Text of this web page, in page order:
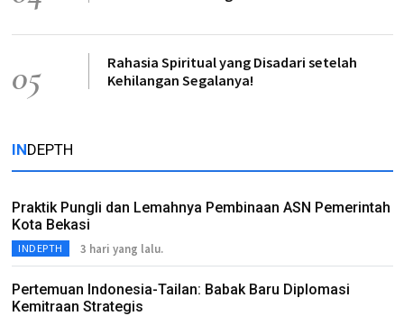
05
Rahasia Spiritual yang Disadari setelah
Kehilangan Segalanya!
INDEPTH
Praktik Pungli dan Lemahnya Pembinaan ASN Pemerintah
Kota Bekasi
INDEPTH 3 hari yang lalu.
Pertemuan Indonesia-Tailan: Babak Baru Diplomasi
Kemitraan Strategis